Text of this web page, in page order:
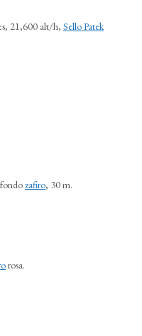
21,600 alt/h, Sello Patek
zafiro, 30 m.
rosa.